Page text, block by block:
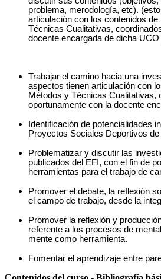
problema, merodología, etc).
articulación con los contenidos
Técnicas Cualitativas,
docente encargada de dicha UCO
Trabajar el camino hacia una
aspectos tienen articulación con
Métodos y Técnicas Cualitativas,
oportunamente con la docente
Identificación de potencialidades
Proyectos Sociales Deportivos
Problematizar y discutir las
publicados del EFI, con el fin de
herramientas para el trabajo de
Promover el debate, la reflexión
el campo de trabajo, desde la
Promover la reflexiòn y
referente a los procesos de
mente como herramienta.
Fomentar el aprendizaje entre